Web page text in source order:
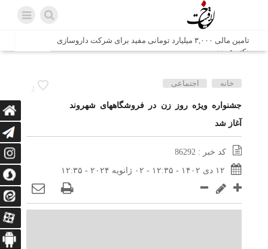
تامین مالی ۳,۰۰۰ میلیارد تومانی مفید برای شرکت داروسازی
دکتر عبیدی
شش وزیر کابینه پاکستان با حضور در سفارت ایران در اسلام
اتابک: ظرفیت های جدید همکاری‌های تجاری ایران و پاکستان با
محوریت بخش خصوصی فعال می‌شود
در مسیر جا‌مانده‌ها، دل‌ها به کربلا رسیده است
وزیر صمت خواستار پیگیری کانتینرهای ایرانی در بندر کراچی
شد / تجارت ۱۰ میلیارد دلاری ایران و پاکستان
2
خانه اجتماعی
جشنواره ویژه روز زن در فروشگاههای شهروند
آغاز شد
کد خبر : 86292
۱۲ دی ۱۴۰۲ - ۱۲:۳۵ - ۰۲ ژانویه ۲۰۲۴ - ۱۲:۳۵